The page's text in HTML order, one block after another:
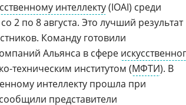
интеллекту(IOAI) среди
2 по 8 августа. Это лучший результат
Команду готовили
Альянса в сфере
техническим институтом (МФТИ). В
интеллекту прошла при
представители